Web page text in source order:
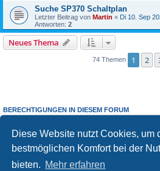
Diese Website nutzt Cookies, um
bestmöglichen Komfort bei der
bieten. Mehr erfahren
Suche SP370 Schaltplan
Letzter Beitrag von Martin « Di 10. Sep
Antworten: 2
Neues Thema
74 Themen 1 2
BERECHTIGUNGEN IN DIESEM FORUM
Du darfst keineAntworten zu Themen in diesem
Du darfst deine Beiträge in diesem Forumnicht
Du darfst deine Beiträge in diesem Forum nicht
keine